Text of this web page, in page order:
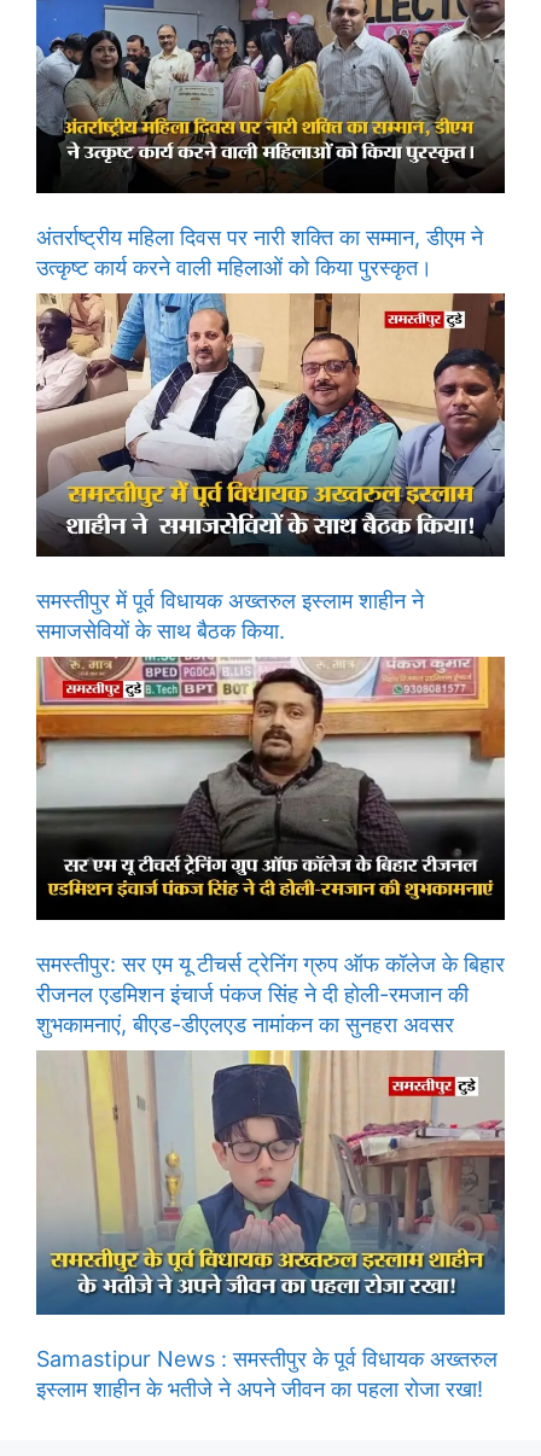
अंतर्राष्ट्रीय महिला दिवस पर नारी शक्ति का सम्मान, डीएम ने
उत्कृष्ट कार्य करने वाली महिलाओं को किया पुरस्कृत।
समस्तीपुर में पूर्व विधायक अख्तरुल इस्लाम शाहीन ने
समाजसेवियों के साथ बैठक किया.
समस्तीपुर: सर एम यू टीचर्स ट्रेनिंग ग्रुप ऑफ कॉलेज के बिहार
रीजनल एडमिशन इंचार्ज पंकज सिंह ने दी होली-रमजान की
शुभकामनाएं, बीएड-डीएलएड नामांकन का सुनहरा अवसर
Samastipur News : समस्तीपुर के पूर्व विधायक अख्तरुल
इस्लाम शाहीन के भतीजे ने अपने जीवन का पहला रोजा रखा!